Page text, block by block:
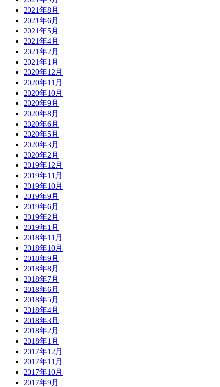
2021年8月
2021年6月
2021年5月
2021年4月
2021年2月
2021年1月
2020年12月
2020年11月
2020年10月
2020年9月
2020年8月
2020年6月
2020年5月
2020年3月
2020年2月
2019年12月
2019年11月
2019年10月
2019年9月
2019年6月
2019年2月
2019年1月
2018年11月
2018年10月
2018年9月
2018年8月
2018年7月
2018年6月
2018年5月
2018年4月
2018年3月
2018年2月
2018年1月
2017年12月
2017年11月
2017年10月
2017年9月